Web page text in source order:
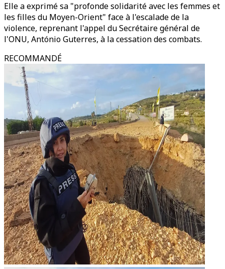
Elle a exprimé sa "profonde solidarité avec les femmes et
les filles du Moyen-Orient" face à l'escalade de la
violence, reprenant l'appel du Secrétaire général de
l'ONU, António Guterres, à la cessation des combats.
RECOMMANDÉ